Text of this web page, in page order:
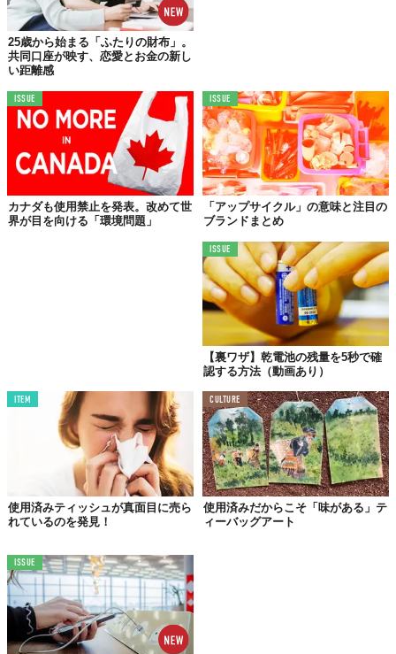
25歳から始まる「ふたりの財布」。
共同口座が映す、恋愛とお金の新し
い距離感
ISSUE
カナダも使用禁止を発表。改めて世
界が目を向ける「環境問題」
ISSUE
「アップサイクル」の意味と注目の
ブランドまとめ
ISSUE
【裏ワザ】乾電池の残量を5秒で確
認する方法（動画あり）
ITEM
使用済みティッシュが真面目に売ら
れているのを発見！
CULTURE
使用済みだからこそ「味がある」テ
ィーバッグアート
ISSUE